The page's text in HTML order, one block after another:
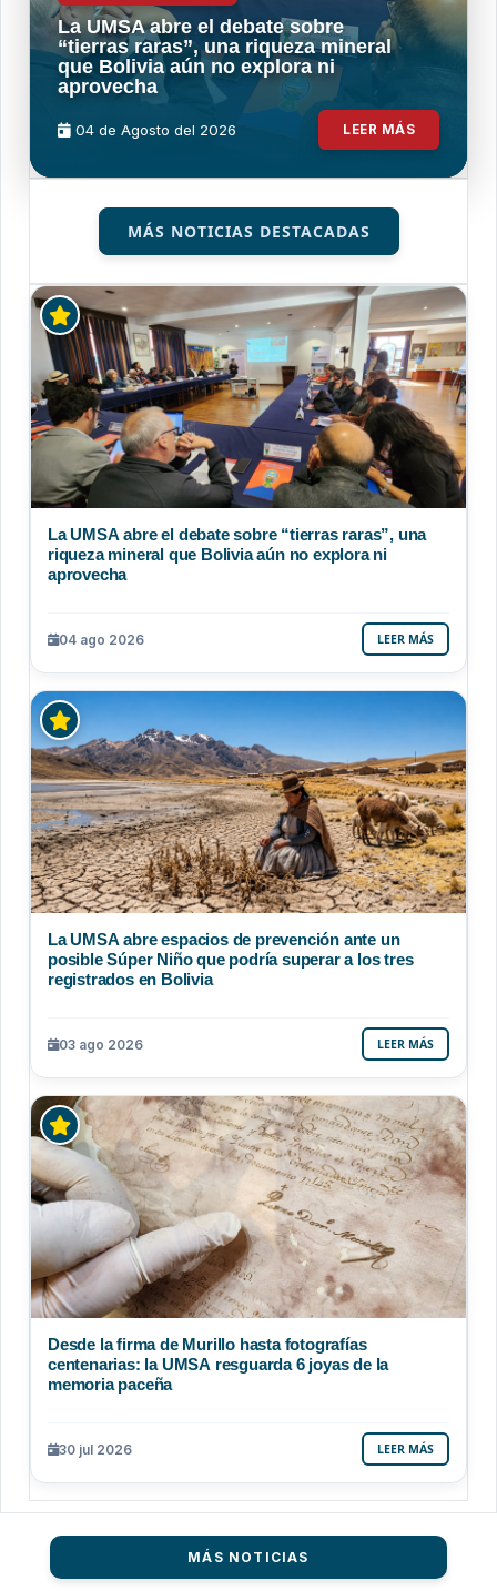
La UMSA abre el debate sobre
“tierras raras”, una riqueza mineral
que Bolivia aún no explora ni
aprovecha
04 de Agosto del 2026 LEER MÁS
MÁS NOTICIAS DESTACADAS
La UMSA abre el debate sobre “tierras raras”, una
riqueza mineral que Bolivia aún no explora ni
aprovecha
04 ago 2026 LEER MÁS
La UMSA abre espacios de prevención ante un
posible Súper Niño que podría superar a los tres
registrados en Bolivia
03 ago 2026 LEER MÁS
Desde la firma de Murillo hasta fotografías
centenarias: la UMSA resguarda 6 joyas de la
memoria paceña
30 jul 2026 LEER MÁS
MÁS NOTICIAS